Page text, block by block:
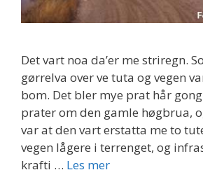
Det vart noa da’er me striregn.
gørrelva over ve tuta og vegen
bom. Det bler mye prat hår
prater om den gamle høgbrua,
var at den vart erstatta me to
vegen lågere i terrenget, og
krafti … Les mer